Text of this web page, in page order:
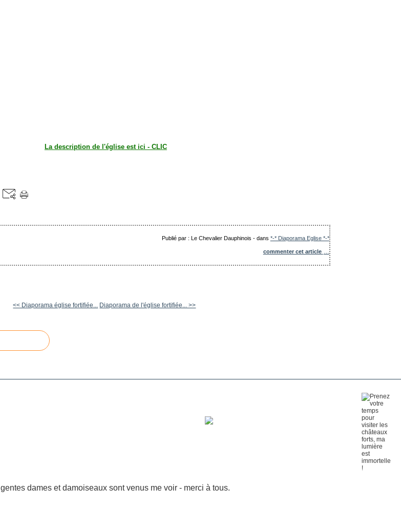
La description de l'église est ici - CLIC
Publié par : Le Chevalier Dauphinois -dans *-* Diaporama Eglise *-*
commenter cet article
<< Diaporama église fortifiée... Diaporama de l'église fortifiée... >>
gentes dames et damoiseaux sont venus me voir - merci à tous.